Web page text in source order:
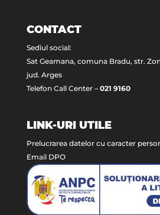
CONTACT
Sediul social:
Sat Geamana, comuna Bradu, str.
jud. Arges
Telefon Call Center – 021 9160
LINK-URI UTILE
Prelucrarea datelor cu caracter
Email DPO